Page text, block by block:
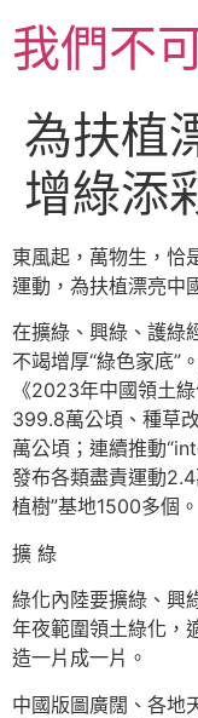
至
主我們不
為扶植
增綠添
東風起，萬物生，恰
運動，為扶植漂亮中
在擴綠、興綠、護綠
不竭增厚“綠色家底”
《2023年中國領土
399.8萬公頃、種草
萬公頃；連續推動
發布各類盡責運動
植樹”基地1500多個。
擴 綠
綠化內陸要擴綠、興
年夜範圍領土綠化，
造一片成一片。
中國版圖廣闊、各地